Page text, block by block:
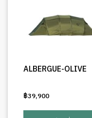
ALBERGUE-OLIVE
฿39,900